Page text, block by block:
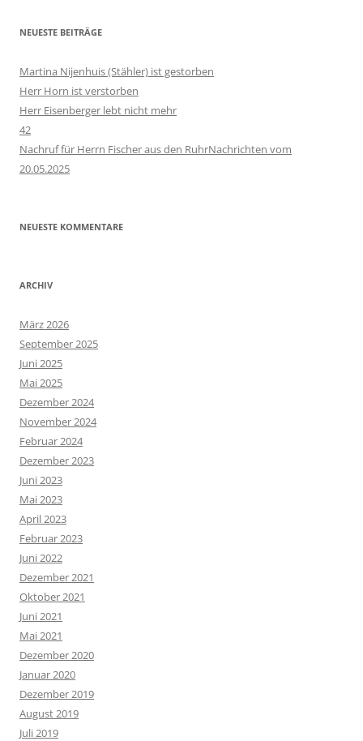
NEUESTE BEITRÄGE
Martina Nijenhuis (Stähler) ist gestorben
Herr Horn ist verstorben
Herr Eisenberger lebt nicht mehr
42
Nachruf für Herrn Fischer aus den RuhrNachrichten vom
20.05.2025
NEUESTE KOMMENTARE
ARCHIV
März 2026
September 2025
Juni 2025
Mai 2025
Dezember 2024
November 2024
Februar 2024
Dezember 2023
Juni 2023
Mai 2023
April 2023
Februar 2023
Juni 2022
Dezember 2021
Oktober 2021
Juni 2021
Mai 2021
Dezember 2020
Januar 2020
Dezember 2019
August 2019
Juli 2019